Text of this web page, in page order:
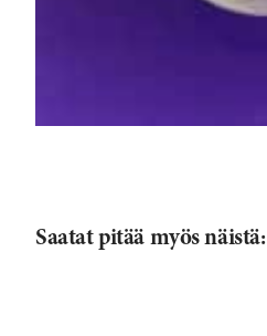
Saatat pitää myös näistä: